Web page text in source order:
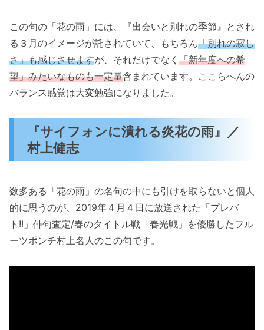
この句の「花の雨」には、『出会いと別れの季節』とされ
る３月のイメージが託されていて、もちろん「別れの寂し
さ」も感じさせますが、それだけでなく 「新年度への希
望」みたいなものも一定量含まれています。ここらへんの
バランス感覚は大変勉強になりました。
『サイフォンに潰れる炎花の雨』／
村上健志
数多ある「花の雨」の名句の中にも引けを取らないと個人
的に思うのが、2019年４月４日に放送された「プレバ
ト!!」俳句査定/春のタイトル戦「春光戦」を優勝したフル
ーツポンチ村上名人のこの句です。